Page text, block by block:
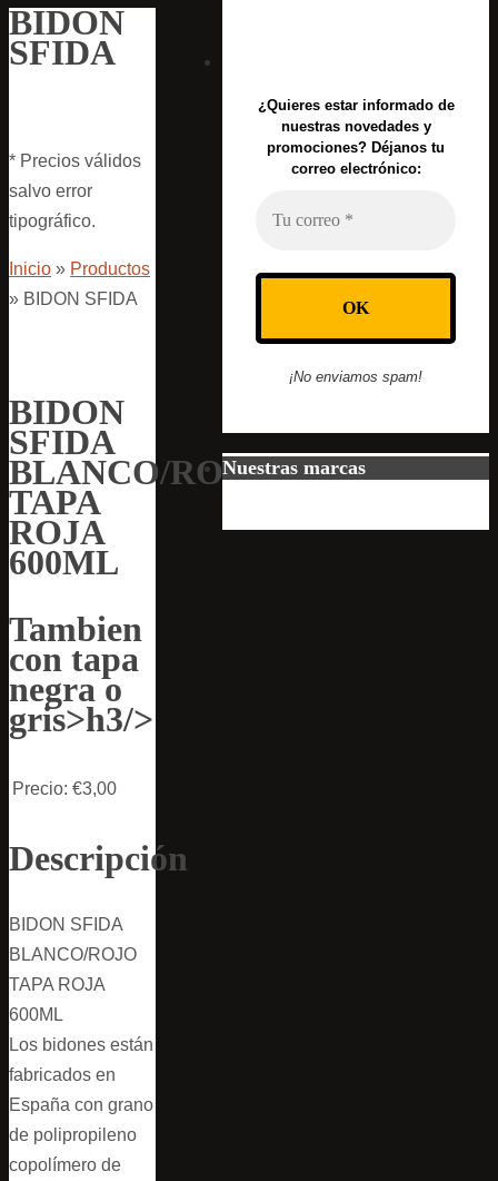
BIDON
SFIDA
* Precios válidos
salvo error
tipográfico.
Inicio » Productos
» BIDON SFIDA
BIDON
SFIDA
BLANCO/ROJO
TAPA
ROJA
600ML
Tambien
con tapa
negra o
gris>h3/>
Precio: €3,00
Descripción
BIDON SFIDA
BLANCO/ROJO
TAPA ROJA
600ML
Los bidones están
fabricados en
España con grano
de polipropileno
copolímero de
¿Quieres estar informado de
nuestras novedades y
promociones? Déjanos tu
correo electrónico:
¡No enviamos spam!
Nuestras marcas